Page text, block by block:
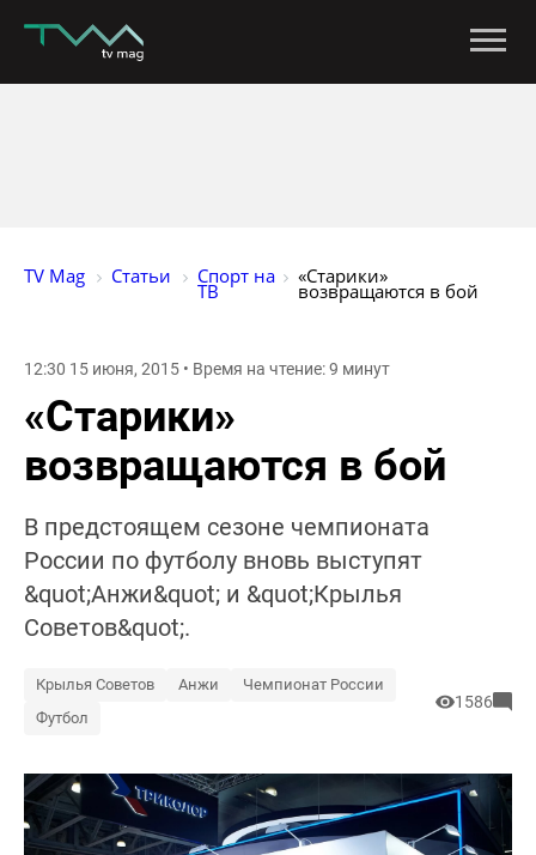
TV Mag Статьи Спорт на
ТВ
«Старики»
возвращаются в бой
12:30 15 июня, 2015 • Время на чтение: 9 минут
«Старики»
возвращаются в бой
В предстоящем сезоне чемпионата
России по футболу вновь выступят
&quot;Анжи&quot; и &quot;Крылья
Советов&quot;.
Крылья Советов Анжи
Чемпионат России
Футбол
1586